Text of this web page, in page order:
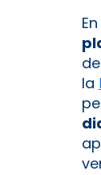
la